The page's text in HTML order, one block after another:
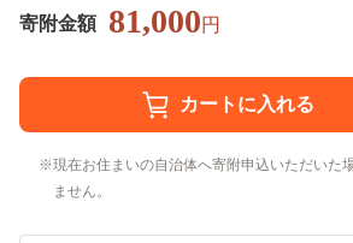
寄附金額 81,000円
現在お住まいの自治体へ寄附申込いただいた
ません。